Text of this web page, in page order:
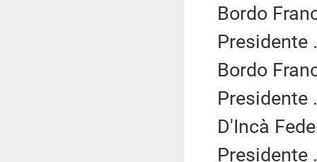
Bordo
Presidente
Bordo
Presidente
D'Incà
Presidente